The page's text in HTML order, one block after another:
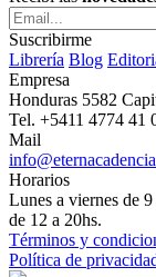
Suscribirme
Librería Blog
Empresa
Honduras 5582
Tel. +5411 4774 41
Mail
Horarios
Lunes a viernes de
de 12 a 20hs.
Términos y
Política de